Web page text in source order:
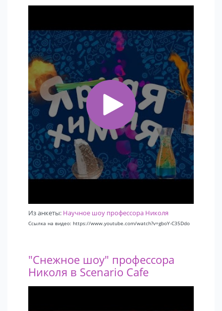
Из анкеты: Научное шоу профессора Николя
Ссылка на видео: https://www.youtube.com/watch?v=gboY-C35Ddo
"Снежное шоу" профессора
Николя в Scenario Cafe